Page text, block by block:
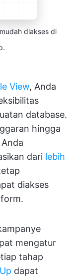
diakses di
View, Anda
database.
hingga
dari lebih
diakses
mengatur
tahap
dapat